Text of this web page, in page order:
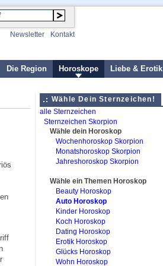
Newsletter Kontakt
Die Region Horoskope Liebe & Erotik
Wähle Dein Sternzeichen!
alle Sternzeichen
Sternzeichen Skorpion
Wähle dein Horoskop
Wochenhoroskop Skorpion
Monatshoroskop Skorpion
Jahreshoroskop Skorpion
Wähle ein Themen Horoskop
Beauty Horoskop
Auto Horoskop
Kinder Horoskop
Koch Horoskop
Dating Horoskop
Erotik Horoskop
Glücks Horoskop
Wohn Horoskop